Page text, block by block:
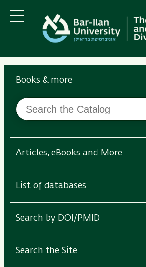
main
content
main
Navigation
Menu
Search
the
Ilan
Libraries
Books & more
Search
the
Articles, eBooks and More
List of databases
Search by DOI/PMID
Search the Site